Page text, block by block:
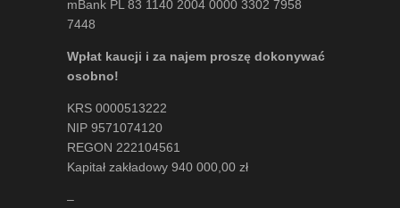
mBank PL 83 1140 2004 0000 3302 7958
7448
Wpłat kaucji i za najem proszę dokonywać
osobno!
KRS 0000513222
NIP 9571074120
REGON 222104561
Kapitał zakładowy 940 000,00 zł
–